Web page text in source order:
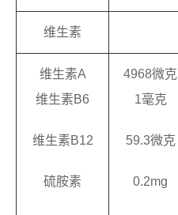
维生素
维生素A
维生素B6
维生素B12
硫胺素
4968微克
1毫克
59.3微克
0.2mg